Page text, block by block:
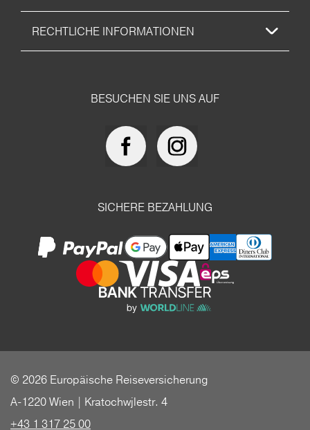
RECHTLICHE INFORMATIONEN
BESUCHEN SIE UNS AUF
SICHERE BEZAHLUNG
© 2026 Europäische Reiseversicherung
A-1220 Wien | Kratochwjlestr. 4
+43 1 317 25 00